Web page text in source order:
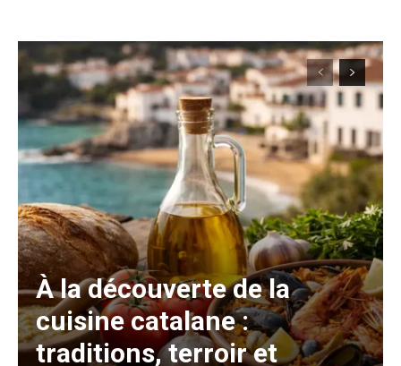
À la découverte de la
cuisine catalane :
traditions, terroir et